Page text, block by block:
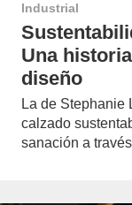
Industrial
Una
diseño
La de Stephanie
calzado
sanación a